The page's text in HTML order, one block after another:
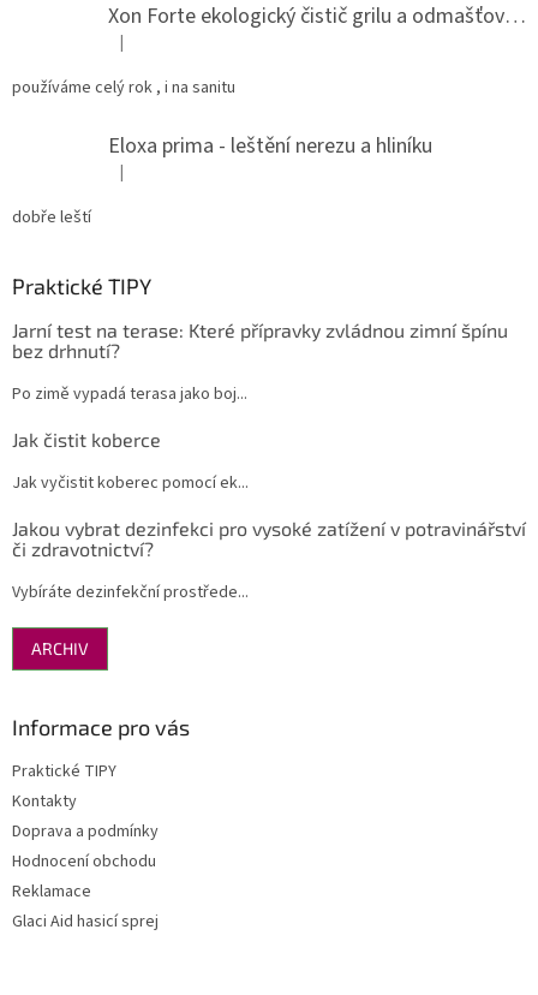
Xon Forte ekologický čistič grilu a odmašťovač do kuchyně
Hodnocení produktu je 5 z 5 hvězdiček.
|
používáme celý rok , i na sanitu
Eloxa prima - leštění nerezu a hliníku
Hodnocení produktu je 5 z 5 hvězdiček.
|
dobře leští
Praktické TIPY
Jarní test na terase: Které přípravky zvládnou zimní špínu
bez drhnutí?
Po zimě vypadá terasa jako boj...
Jak čistit koberce
Jak vyčistit koberec pomocí ek...
Jakou vybrat dezinfekci pro vysoké zatížení v potravinářství
či zdravotnictví?
Vybíráte dezinfekční prostřede...
ARCHIV
Informace pro vás
Praktické TIPY
Kontakty
Doprava a podmínky
Hodnocení obchodu
Reklamace
Glaci Aid hasicí sprej